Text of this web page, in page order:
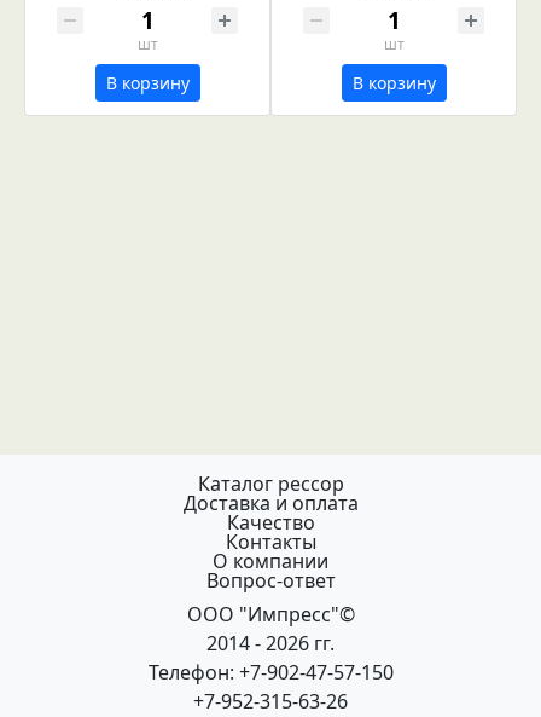
шт
В корзину
шт
В корзину
Каталог рессор
Доставка и оплата
Качество
Контакты
О компании
Вопрос-ответ
ООО "Импресс"©
2014 - 2026 гг.
Телефон: +7-902-47-57-150
+7-952-315-63-26